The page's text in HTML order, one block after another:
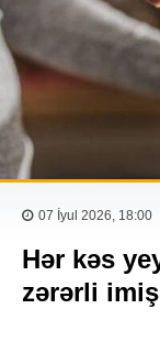
07 İyul 2026, 18:00
Hər kəs
zərərli imiş